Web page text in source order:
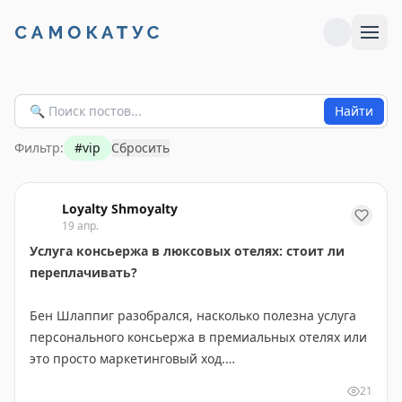
Найти
Фильтр: #vip Сбросить
Loyalty Shmoyalty
19 апр.
Услуга консьержа в люксовых отелях: стоит ли
переплачивать?
Бен Шлаппиг разобрался, насколько полезна услуга
персонального консьержа в премиальных отелях или
это просто маркетинговый ход.
21